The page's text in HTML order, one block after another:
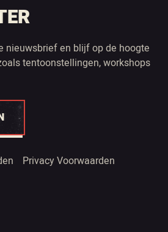
nieuwsbrief en blijf op de hoogte
tentoonstellingen, workshops
Privacy Voorwaarden